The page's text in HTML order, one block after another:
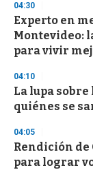
3
s
e
c
o
d
s
04:30
Experto en
Montevideo:
para vivir
04:10
La lupa
quiénes se
04:05
Rendición de
para lograr